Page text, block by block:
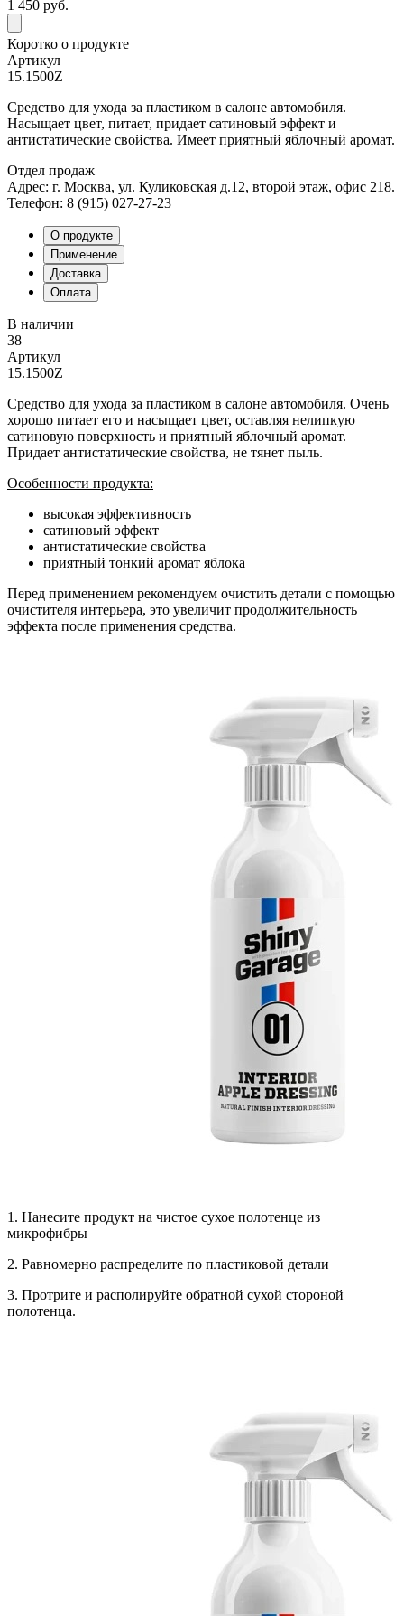
1 450 руб.
Коротко о продукте
Артикул
15.1500Z
Средство для ухода за пластиком в салоне автомобиля.
Насыщает цвет, питает, придает сатиновый эффект и
антистатические свойства. Имеет приятный яблочный аромат.
Отдел продаж
Адрес: г. Москва, ул. Куликовская д.12, второй этаж, офис 218.
Телефон: 8 (915) 027-27-23
О продукте
Применение
Доставка
Оплата
В наличии
38
Артикул
15.1500Z
Средство для ухода за пластиком в салоне автомобиля. Очень
хорошо питает его и насыщает цвет, оставляя нелипкую
сатиновую поверхность и приятный яблочный аромат.
Придает антистатические свойства, не тянет пыль.
Особенности продукта:
высокая эффективность
сатиновый эффект
антистатические свойства
приятный тонкий аромат яблока
Перед применением рекомендуем очистить детали с помощью
очистителя интерьера, это увеличит продолжительность
эффекта после применения средства.
1. Нанесите продукт на чистое сухое полотенце из
микрофибры
2. Равномерно распределите по пластиковой детали
3. Протрите и располируйте обратной сухой стороной
полотенца.